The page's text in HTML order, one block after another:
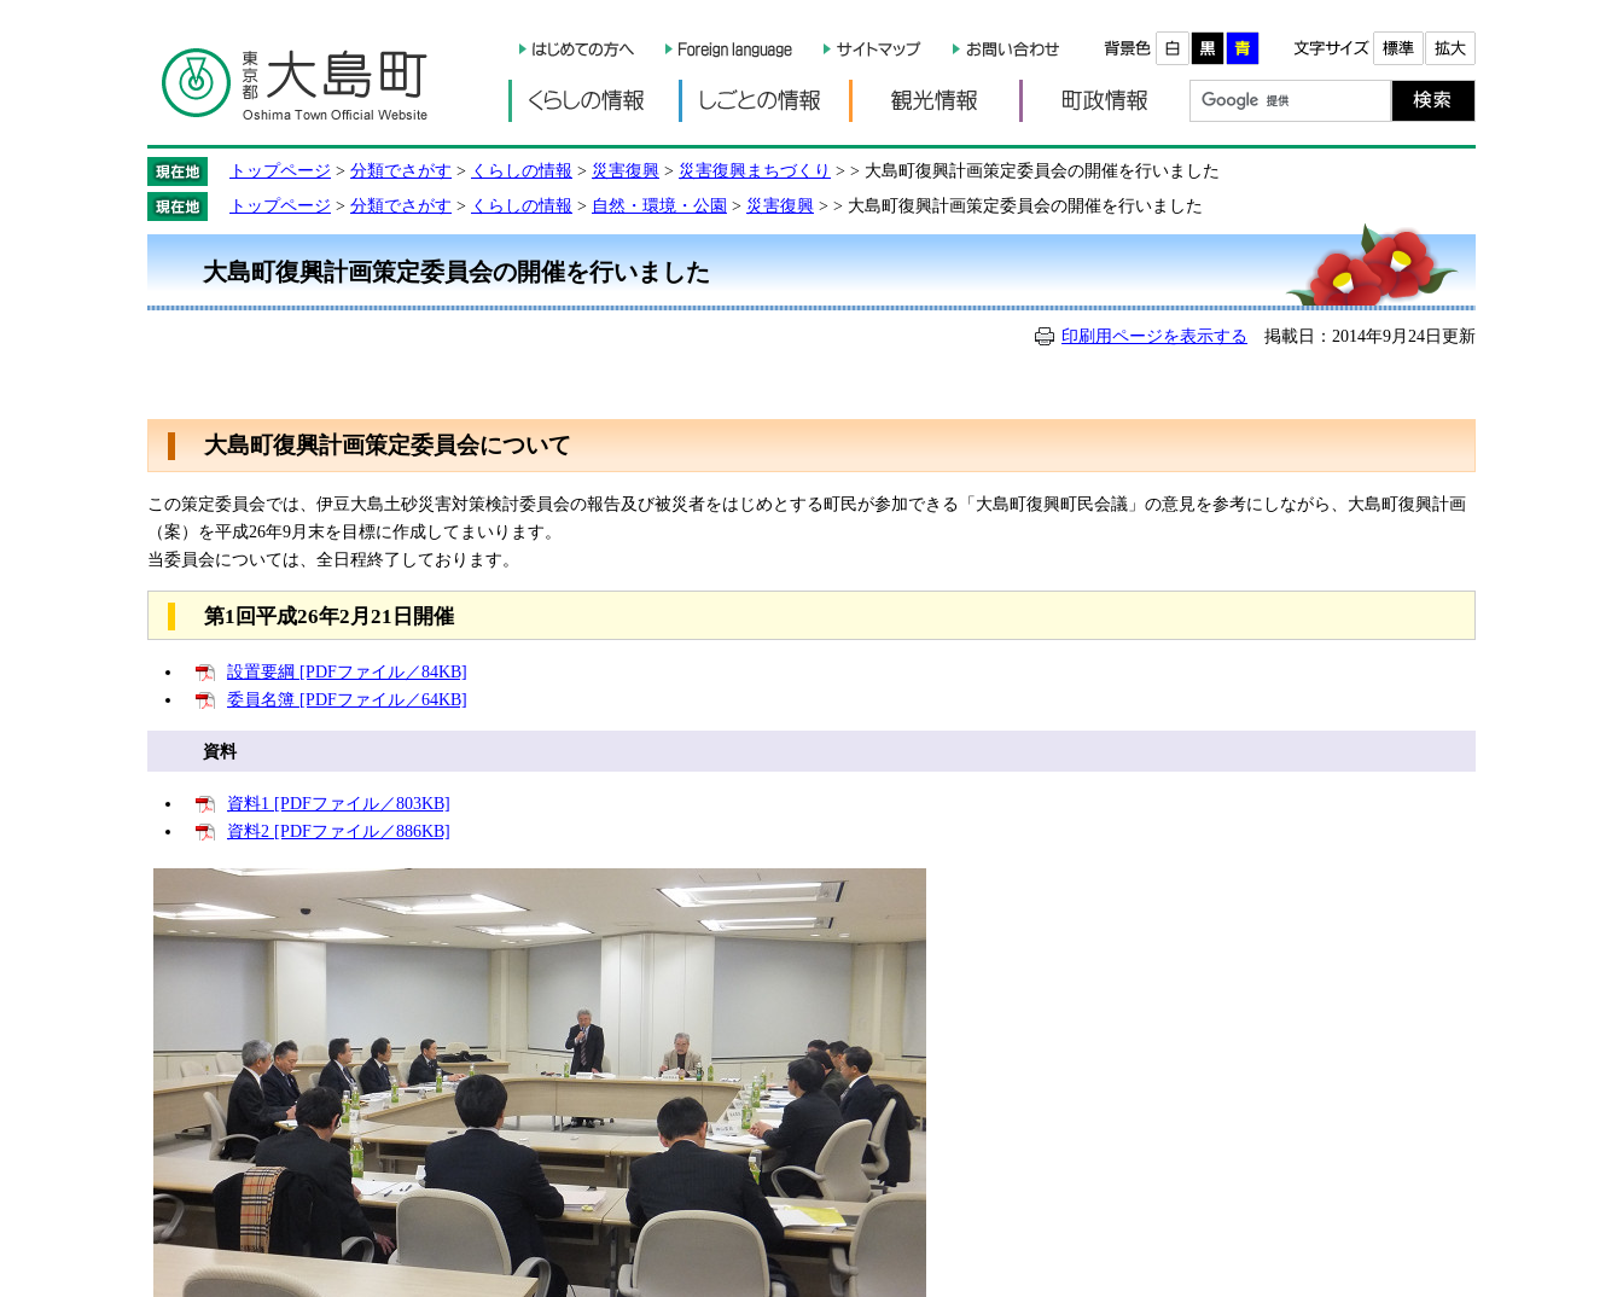
くらしの情報 しごとの情報 観光情報 町政情報
トップページ > 分類でさがす > くらしの情報 > 災害復興 > 災害復興まちづくり > > 大島町復興計画策定委員会の開催を行いました
トップページ > 分類でさがす > くらしの情報 > 自然・環境・公園 > 災害復興 > > 大島町復興計画策定委員会の開催を行いました
大島町復興計画策定委員会の開催を行いました
印刷用ページを表示する 掲載日：2014年9月24日更新
大島町復興計画策定委員会について
この策定委員会では、伊豆大島土砂災害対策検討委員会の報告及び被災者をはじめとする町民が参加できる「大島町復興町民会議」の意見を参考にしながら、大島町復興計画
（案）を平成26年9月末を目標に作成してまいります。
当委員会については、全日程終了しております。
第1回平成26年2月21日開催
設置要綱 [PDFファイル／84KB]
委員名簿 [PDFファイル／64KB]
資料
資料1 [PDFファイル／803KB]
資料2 [PDFファイル／886KB]